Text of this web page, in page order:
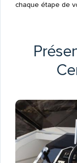
chaque étape de